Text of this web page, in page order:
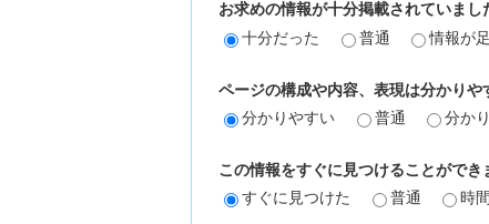
お求めの情報が十分掲載されていまし
十分だった
普通 情報が
ページの構成や内容、表現は分かりや
分かりやすい
普通 分か
この情報をすぐに見つけることができ
すぐに見つけた
普通 時